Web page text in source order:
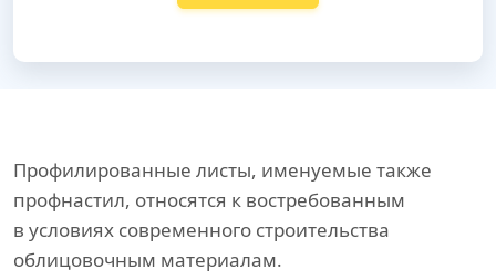
Профилированные листы, именуемые также
профнастил, относятся к востребованным
в условиях современного строительства
облицовочным материалам.